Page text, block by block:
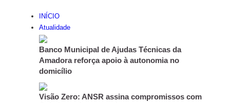
INÍCIO
Atualidade
Banco Municipal de Ajudas Técnicas da
Amadora reforça apoio à autonomia no
domicílio
Visão Zero: ANSR assina compromissos com